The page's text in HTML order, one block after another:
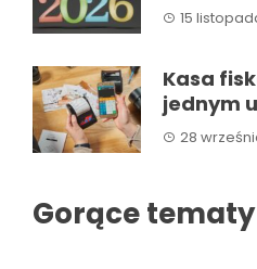
15
Kasa
jednym
28
Gorące tematy